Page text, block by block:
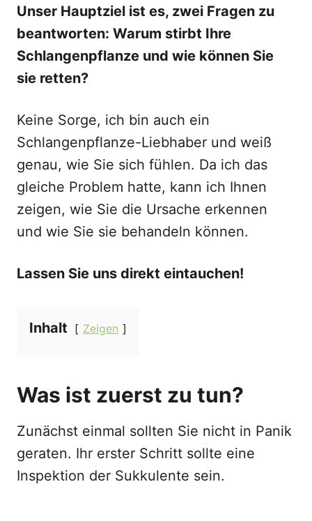
Unser Hauptziel ist es, zwei Fragen zu
beantworten: Warum stirbt Ihre
Schlangenpflanze und wie können Sie
sie retten?
Keine Sorge, ich bin auch ein
Schlangenpflanze-Liebhaber und weiß
genau, wie Sie sich fühlen. Da ich das
gleiche Problem hatte, kann ich Ihnen
zeigen, wie Sie die Ursache erkennen
und wie Sie sie behandeln können.
Lassen Sie uns direkt eintauchen!
Inhalt Zeigen
Was ist zuerst zu tun?
Zunächst einmal sollten Sie nicht in Panik
geraten. Ihr erster Schritt sollte eine
Inspektion der Sukkulente sein.